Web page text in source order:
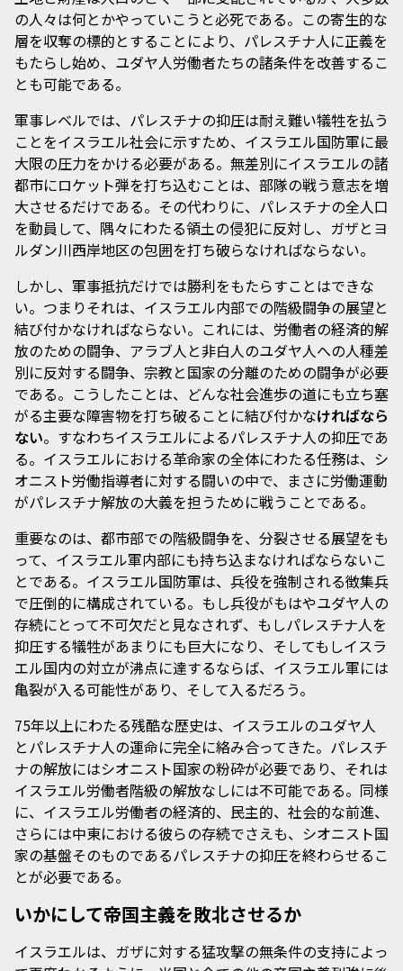
の人々は何とかやっていこうと必死である。この寄生的な
層を収奪の標的とすることにより、パレスチナ人に正義を
もたらし始め、ユダヤ人労働者たちの諸条件を改善するこ
とも可能である。
軍事レベルでは、パレスチナの抑圧は耐え難い犠牲を払う
ことをイスラエル社会に示すため、イスラエル国防軍に最
大限の圧力をかける必要がある。無差別にイスラエルの諸
都市にロケット弾を打ち込むことは、部隊の戦う意志を増
大させるだけである。その代わりに、パレスチナの全人口
を動員して、隅々にわたる領土の侵犯に反対し、ガザとヨ
ルダン川西岸地区の包囲を打ち破らなければならない。
しかし、軍事抵抗だけでは勝利をもたらすことはできな
い。つまりそれは、イスラエル内部での階級闘争の展望と
結び付かなければならない。これには、労働者の経済的解
放のための闘争、アラブ人と非白人のユダヤ人への人種差
別に反対する闘争、宗教と国家の分離のための闘争が必要
である。こうしたことは、どんな社会進歩の道にも立ち塞
がる主要な障害物を打ち破ることに結び付かなければなら
ない。すなわちイスラエルによるパレスチナ人の抑圧であ
る。イスラエルにおける革命家の全体にわたる任務は、シ
オニスト労働指導者に対する闘いの中で、まさに労働運動
がパレスチナ解放の大義を担うために戦うことである。
重要なのは、都市部での階級闘争を、分裂させる展望をも
って、イスラエル軍内部にも持ち込まなければならないこ
とである。イスラエル国防軍は、兵役を強制される徴集兵
で圧倒的に構成されている。もし兵役がもはやユダヤ人の
存続にとって不可欠だと見なされず、もしパレスチナ人を
抑圧する犠牲があまりにも巨大になり、そしてもしイスラ
エル国内の対立が沸点に達するならば、イスラエル軍には
亀裂が入る可能性があり、そして入るだろう。
75年以上にわたる残酷な歴史は、イスラエルのユダヤ人
とパレスチナ人の運命に完全に絡み合ってきた。パレスチ
ナの解放にはシオニスト国家の粉砕が必要であり、それは
イスラエル労働者階級の解放なしには不可能である。同様
に、イスラエル労働者の経済的、民主的、社会的な前進、
さらには中東における彼らの存続でさえも、シオニスト国
家の基盤そのものであるパレスチナの抑圧を終わらせるこ
とが必要である。
いかにして帝国主義を敗北させるか
イスラエルは、ガザに対する猛攻撃の無条件の支持によっ